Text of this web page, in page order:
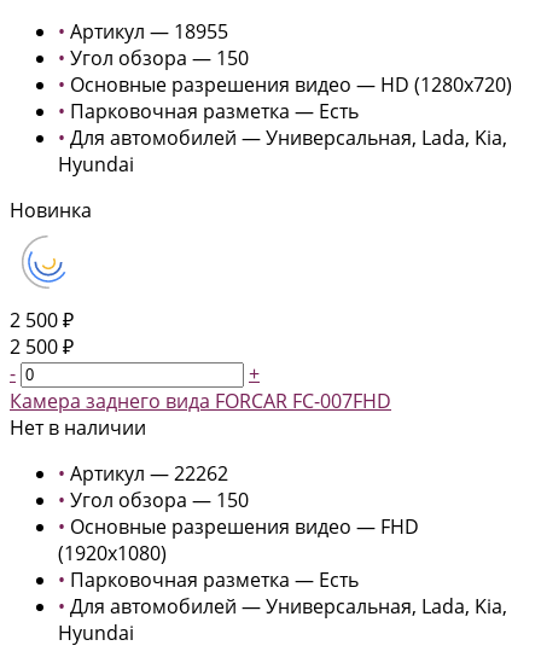
• Артикул — 18955
• Угол обзора — 150
• Основные разрешения видео — HD (1280x720)
• Парковочная разметка — Есть
• Для автомобилей — Универсальная, Lada, Kia,
Hyundai
Новинка
2 500 ₽
2 500 ₽
-
+
Камера заднего вида FORCAR FC-007FHD
Нет в наличии
• Артикул — 22262
• Угол обзора — 150
• Основные разрешения видео — FHD
(1920x1080)
• Парковочная разметка — Есть
• Для автомобилей — Универсальная, Lada, Kia,
Hyundai